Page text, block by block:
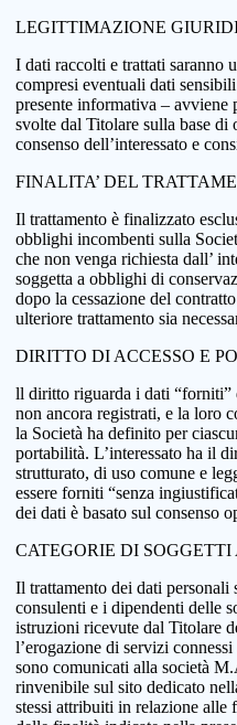
LEGITTIMAZIONE
I dati raccolti e trattati saranno
compresi eventuali dati
presente informativa – avviene
svolte dal Titolare sulla base
consenso dell’interessato e
FINALITA’ DEL
Il trattamento è finalizzato
obblighi incombenti sulla
che non venga richiesta dall’
soggetta a obblighi di
dopo la cessazione del
ulteriore trattamento sia
DIRITTO DI ACCESSO E
ll diritto riguarda i dati “forniti”
non ancora registrati, e la loro
la Società ha definito per
portabilità. L’interessato ha il
strutturato, di uso comune e
essere forniti “senza
dei dati è basato sul consenso
CATEGORIE DI
Il trattamento dei dati personali
consulenti e i dipendenti delle
istruzioni ricevute dal Titolare
l’erogazione di servizi
sono comunicati alla società
rinvenibile sul sito dedicato
stessi attribuiti in relazione alle